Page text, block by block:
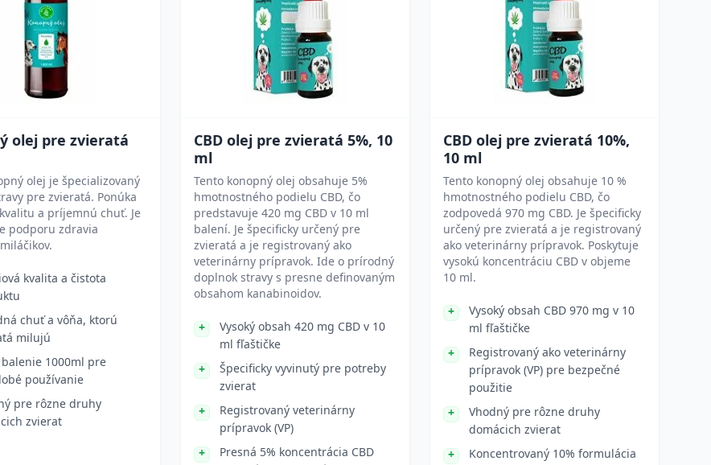
olej pre zvieratá
olej je špecializovaný
pre zvieratá. Ponúka
a príjemnú chuť. Je
podporu zdravia
kvalita a čistota
chuť a vôňa, ktorú
milujú
balenie 1000ml pre
používanie
pre rôzne druhy
zvierat
CBD olej pre zvieratá 5%, 10
ml
Tento konopný olej obsahuje 5%
hmotnostného podielu CBD, čo
predstavuje 420 mg CBD v 10 ml
balení. Je špecificky určený pre
zvieratá a je registrovaný ako
veterinárny prípravok. Ide o prírodný
doplnok stravy s presne definovaným
obsahom kanabinoidov.
Vysoký obsah 420 mg CBD v 10
ml fľaštičke
Špecificky vyvinutý pre potreby
zvierat
Registrovaný veterinárny
prípravok (VP)
Presná 5% koncentrácia CBD
CBD olej pre zvieratá 10%,
10 ml
Tento konopný olej obsahuje 10 %
hmotnostného podielu CBD, čo
zodpovedá 970 mg CBD. Je špecificky
určený pre zvieratá a je registrovaný
ako veterinárny prípravok. Poskytuje
vysokú koncentráciu CBD v objeme
10 ml.
Vysoký obsah CBD 970 mg v 10
ml fľaštičke
Registrovaný ako veterinárny
prípravok (VP) pre bezpečné
použitie
Vhodný pre rôzne druhy
domácich zvierat
Koncentrovaný 10% formulácia